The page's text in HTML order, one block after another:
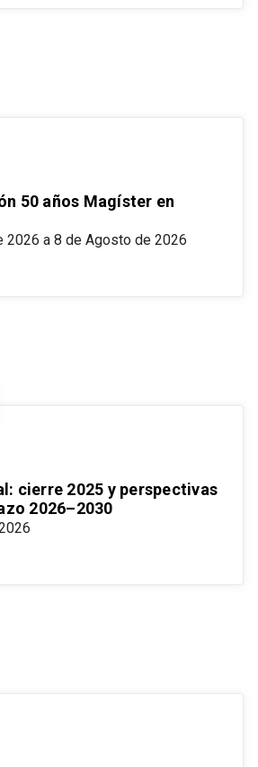
50 años Magíster en
2026 a 8 de Agosto de 2026
cierre 2025 y perspectivas
2026–2030